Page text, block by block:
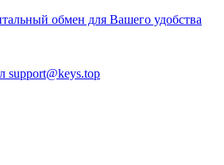
обмен для Вашего удобства
support@keys.top